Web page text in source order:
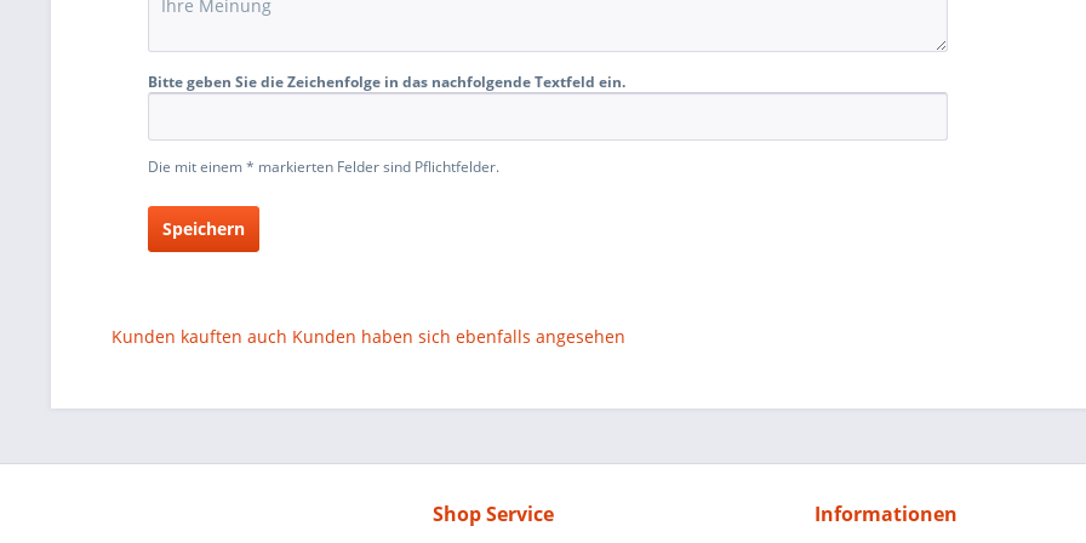
Bitte geben Sie die Zeichenfolge in das nachfolgende Textfeld ein.
Die mit einem * markierten Felder sind Pflichtfelder.
Speichern
Kunden kauften auch Kunden haben sich ebenfalls angesehen
Shop Service Informationen